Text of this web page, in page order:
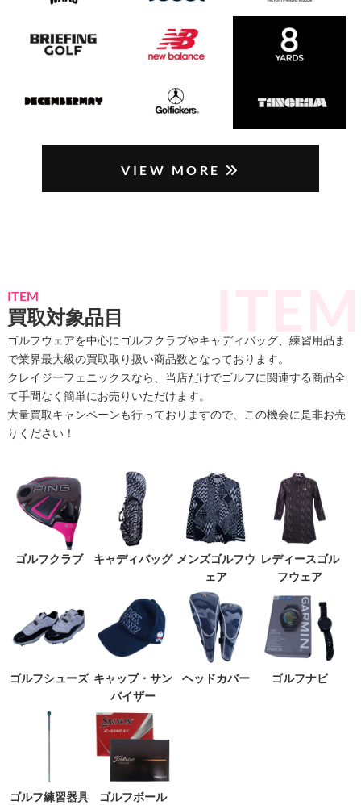
VIEW MORE
ITEM
買取対象品目
ゴルフウェアを中心にゴルフクラブやキャディバッグ、練習用品ま
で業界最大級の買取取り扱い商品数となっております。
クレイジーフェニックスなら、当店だけでゴルフに関連する商品全
て手間なく簡単にお売りいただけます。
大量買取キャンペーンも行っておりますので、この機会に是非お売
りください！
ゴルフクラブ キャディバッグ メンズゴルフウ
ェア
レディースゴル
フウェア
ゴルフシューズ キャップ・サン
バイザー
ヘッドカバー ゴルフナビ
ゴルフ練習器具 ゴルフボール